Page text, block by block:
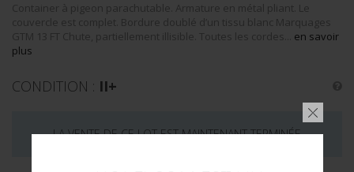
Container à pigeon parachutable. Armature en métal pliant. Le
couvercle est complet. Bordure doublé d’un tissu blanc Marquages
GTM 13 FT Chute, partiellement illisible. Toutes les cordes... en savoir
plus
CONDITION : II+
LA VENTE DE CE LOT EST MAINTENANT TERMINÉE